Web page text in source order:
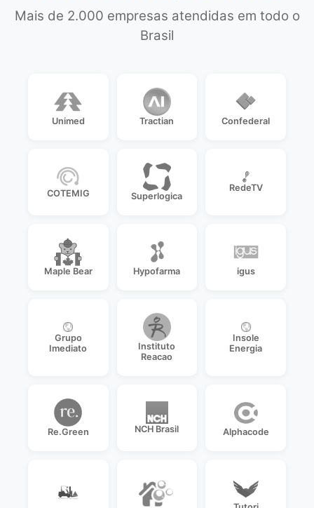
Mais de 2.000 empresas atendidas em todo o
Brasil
Unimed Tractian Confederal
COTEMIG Superlogica
RedeTV
Maple Bear Hypofarma igus
Grupo
Imediato
Instituto
Reacao
Insole
Energia
Re.Green NCH Brasil Alphacode